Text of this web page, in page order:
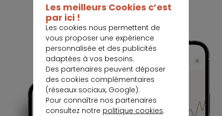
Les meilleurs Cookies c’est
par ici !
Les cookies nous permettent de
vous proposer une expérience
personnalisée et des publicités
adaptées à vos besoins.
Des partenaires peuvent déposer
des cookies complémentaires
(réseaux sociaux, Google).
Pour connaître nos partenaires
consultez notre politique cookies.